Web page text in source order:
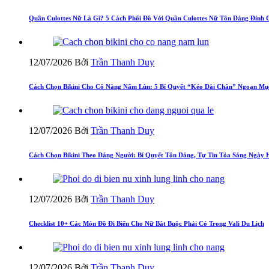
Quần Culottes Nữ Là Gì? 5 Cách Phối Đồ Với Quần Culottes Nữ Tôn Dáng Đỉnh
12/07/2026 Bởi Trần Thanh Duy
Cách Chọn Bikini Cho Cô Nàng Nấm Lùn: 5 Bí Quyết “Kéo Dài Chân” Ngoạn
12/07/2026 Bởi Trần Thanh Duy
Cách Chọn Bikini Theo Dáng Người: Bí Quyết Tôn Dáng, Tự Tin Tỏa Sáng Ngày
12/07/2026 Bởi Trần Thanh Duy
Checklist 10+ Các Món Đồ Đi Biển Cho Nữ Bắt Buộc Phải Có Trong Vali Du Lịch